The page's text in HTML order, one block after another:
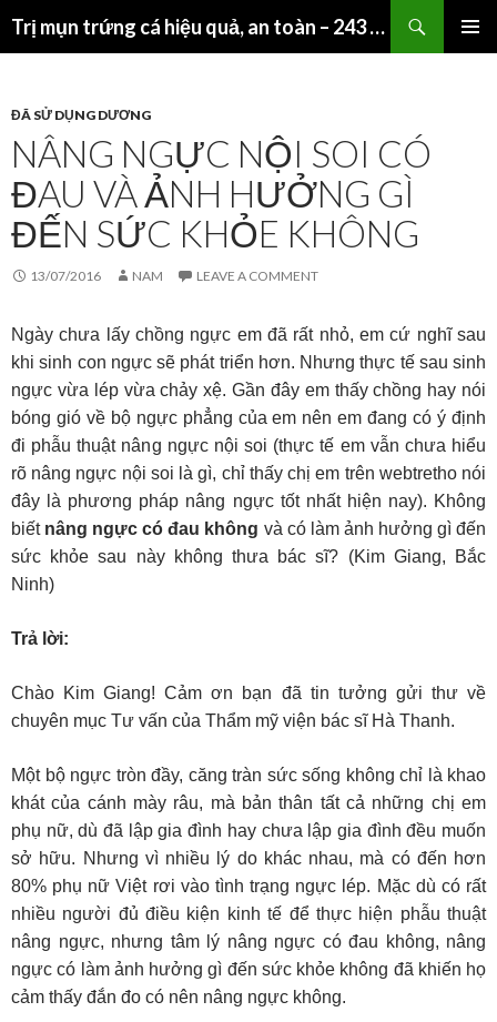
Trị mụn trứng cá hiệu quả, an toàn – 243 Giảng Võ – HN
ĐÃ SỬ DỤNG DƯƠNG
NÂNG NGỰC NỘI SOI CÓ
ĐAU VÀ ẢNH HƯỞNG GÌ
ĐẾN SỨC KHỎE KHÔNG
13/07/2016 NAM LEAVE A COMMENT
Ngày chưa lấy chồng ngực em đã rất nhỏ, em cứ nghĩ sau
khi sinh con ngực sẽ phát triển hơn. Nhưng thực tế sau sinh
ngực vừa lép vừa chảy xệ. Gần đây em thấy chồng hay nói
bóng gió về bộ ngực phẳng của em nên em đang có ý định
đi phẫu thuật nâng ngực nội soi (thực tế em vẫn chưa hiểu
rõ nâng ngực nội soi là gì, chỉ thấy chị em trên webtretho nói
đây là phương pháp nâng ngực tốt nhất hiện nay). Không
biết nâng ngực có đau không và có làm ảnh hưởng gì đến
sức khỏe sau này không thưa bác sĩ? (Kim Giang, Bắc
Ninh)
Trả lời:
Chào Kim Giang! Cảm ơn bạn đã tin tưởng gửi thư về
chuyên mục Tư vấn của Thẩm mỹ viện bác sĩ Hà Thanh.
Một bộ ngực tròn đầy, căng tràn sức sống không chỉ là khao
khát của cánh mày râu, mà bản thân tất cả những chị em
phụ nữ, dù đã lập gia đình hay chưa lập gia đình đều muốn
sở hữu. Nhưng vì nhiều lý do khác nhau, mà có đến hơn
80% phụ nữ Việt rơi vào tình trạng ngực lép. Mặc dù có rất
nhiều người đủ điều kiện kinh tế để thực hiện phẫu thuật
nâng ngực, nhưng tâm lý nâng ngực có đau không, nâng
ngực có làm ảnh hưởng gì đến sức khỏe không đã khiến họ
cảm thấy đắn đo có nên nâng ngực không.